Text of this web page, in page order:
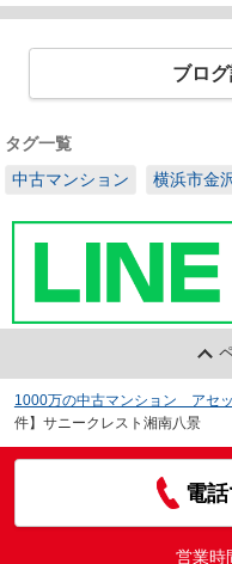
ブロ
タグ一覧
中古マンション
横浜市金
1000万の中古マンション アセ
件】サニークレスト湘南八景
電
営業時